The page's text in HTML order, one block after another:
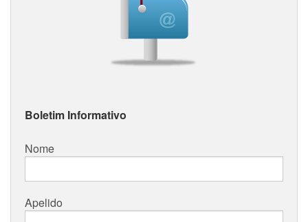
Boletim Informativo
Nome
Apelido